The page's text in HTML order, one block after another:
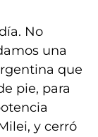
No
una
que
pie, para
y cerró